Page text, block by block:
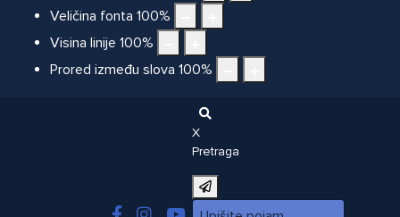
Veličina fonta 100%
Visina linije 100%
Prored između slova 100%
X
Pretraga